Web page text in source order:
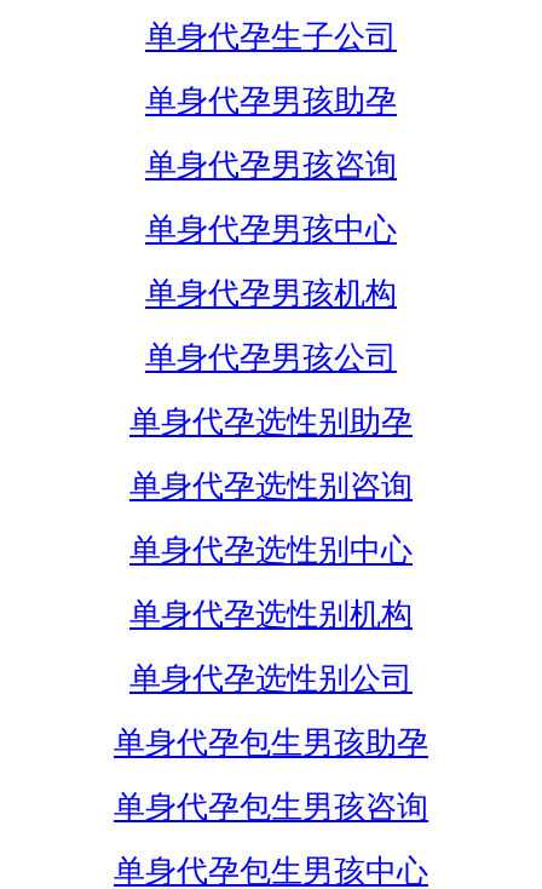
单身代孕生子公司
单身代孕男孩助孕
单身代孕男孩咨询
单身代孕男孩中心
单身代孕男孩机构
单身代孕男孩公司
单身代孕选性别助孕
单身代孕选性别咨询
单身代孕选性别中心
单身代孕选性别机构
单身代孕选性别公司
单身代孕包生男孩助孕
单身代孕包生男孩咨询
单身代孕包生男孩中心